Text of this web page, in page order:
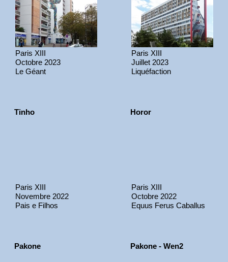
Paris XIII
Octobre 2023
Le Géant
Paris XIII
Juillet 2023
Liquéfaction
Tinho
Paris XIII
Novembre 2022
Pais e Filhos
Horor
Paris XIII
Octobre 2022
Equus Ferus Caballus
Pakone Pakone - Wen2